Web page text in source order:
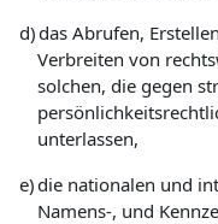
d)das Abrufen,
Verbreiten von
solchen, die gegen
unterlassen,
e)die nationalen und
Namens-, und